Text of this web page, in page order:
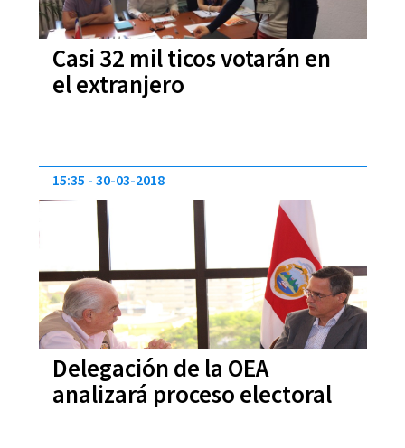
Casi 32 mil ticos votarán en
el extranjero
Delegación de la OEA
analizará proceso electoral
15:35 30-03-2018